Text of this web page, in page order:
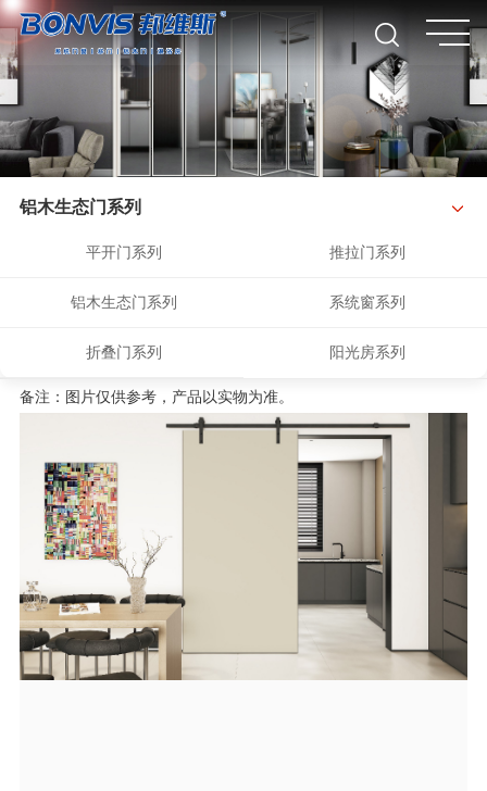
铝木生态门系列
平开门系列 推拉门系列
铝木生态门系列 系统窗系列
折叠门系列 阳光房系列
备注：图片仅供参考，产品以实物为准。